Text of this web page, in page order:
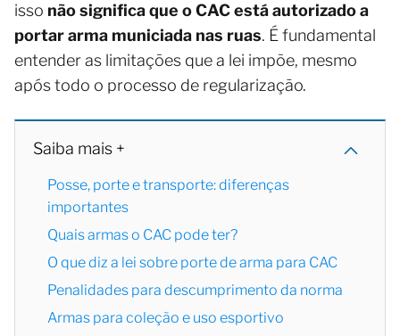
isso não significa que o CAC está autorizado a
portar arma municiada nas ruas. É fundamental
entender as limitações que a lei impõe, mesmo
após todo o processo de regularização.
Saiba mais +
Posse, porte e transporte: diferenças
importantes
Quais armas o CAC pode ter?
O que diz a lei sobre porte de arma para CAC
Penalidades para descumprimento da norma
Armas para coleção e uso esportivo